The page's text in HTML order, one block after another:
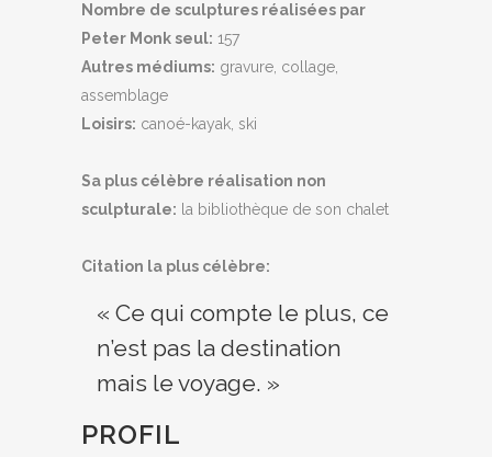
Nombre de sculptures réalisées par
Peter Monk seul: 157
Autres médiums: gravure, collage,
assemblage
Loisirs: canoé-kayak, ski
Sa plus célèbre réalisation non
sculpturale: la bibliothèque de son chalet
Citation la plus célèbre:
« Ce qui compte le plus, ce
n’est pas la destination
mais le voyage. »
PROFIL